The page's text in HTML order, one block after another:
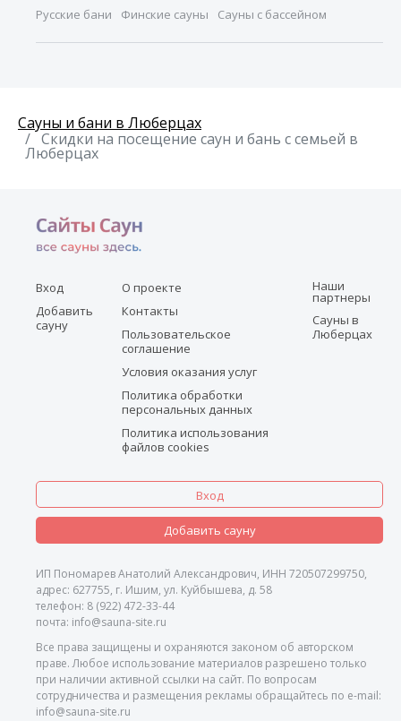
Русские бани
Финские сауны Сауны с бассейном
Сауны и бани в Люберцах
Скидки на посещение саун и бань с семьей в
Люберцах
Вход
Добавить
сауну
О проекте
Контакты
Пользовательское
соглашение
Условия оказания услуг
Политика обработки
персональных данных
Политика использования
файлов cookies
Наши
партнеры
Сауны в
Люберцах
Вход
Добавить сауну
ИП Пономарев Анатолий Александрович, ИНН 720507299750,
адрес: 627755, г. Ишим, ул. Куйбышева, д. 58
телефон: 8 (922) 472-33-44
почта: info@sauna-site.ru
Все права защищены и охраняются законом об авторском
праве. Любое использование материалов разрешено только
при наличии активной ссылки на сайт. По вопросам
сотрудничества и размещения рекламы обращайтесь по e-mail:
info@sauna-site.ru